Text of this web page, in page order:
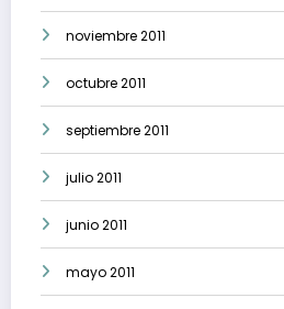
noviembre 2011
octubre 2011
septiembre 2011
julio 2011
junio 2011
mayo 2011